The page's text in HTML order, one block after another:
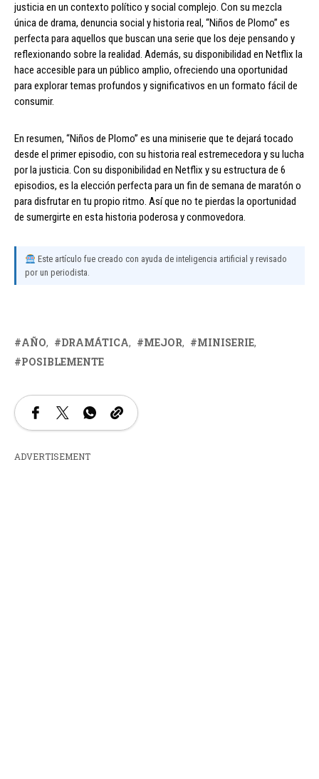
justicia en un contexto político y social complejo. Con su mezcla
única de drama, denuncia social y historia real, “Niños de Plomo” es
perfecta para aquellos que buscan una serie que los deje pensando y
reflexionando sobre la realidad. Además, su disponibilidad en Netflix la
hace accesible para un público amplio, ofreciendo una oportunidad
para explorar temas profundos y significativos en un formato fácil de
consumir.
En resumen, “Niños de Plomo” es una miniserie que te dejará tocado
desde el primer episodio, con su historia real estremecedora y su lucha
por la justicia. Con su disponibilidad en Netflix y su estructura de 6
episodios, es la elección perfecta para un fin de semana de maratón o
para disfrutar en tu propio ritmo. Así que no te pierdas la oportunidad
de sumergirte en esta historia poderosa y conmovedora.
Este artículo fue creado con ayuda de inteligencia artificial y revisado
por un periodista.
AÑO DRAMÁTICA MEJOR
MINISERIE
POSIBLEMENTE
ADVERTISEMENT